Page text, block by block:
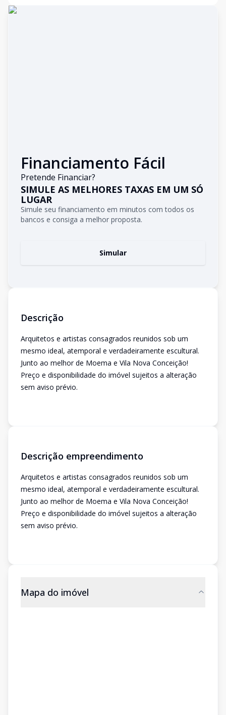
Financiamento Fácil
Pretende Financiar?
SIMULE AS MELHORES TAXAS EM UM SÓ
LUGAR
Simule seu financiamento em minutos com todos os
bancos e consiga a melhor proposta.
Simular
Descrição
Arquitetos e artistas consagrados reunidos sob um
mesmo ideal, atemporal e verdadeiramente escultural.
Junto ao melhor de Moema e Vila Nova Conceição!
Preço e disponibilidade do imóvel sujeitos a alteração
sem aviso prévio.
Descrição empreendimento
Arquitetos e artistas consagrados reunidos sob um
mesmo ideal, atemporal e verdadeiramente escultural.
Junto ao melhor de Moema e Vila Nova Conceição!
Preço e disponibilidade do imóvel sujeitos a alteração
sem aviso prévio.
Mapa do imóvel